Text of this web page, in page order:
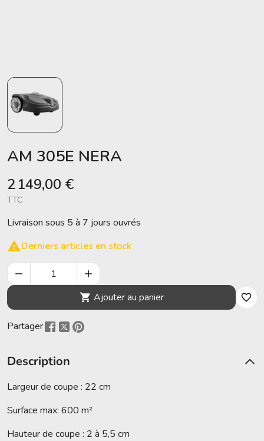
AM 305E NERA
2 149,00 €
TTC
Livraison sous 5 à 7 jours ouvrés
Derniers articles en stock


 Ajouter au panier favorite_border
Partager
Description
Largeur de coupe : 22 cm
Surface max: 600 m²
Hauteur de coupe : 2 à 5,5 cm